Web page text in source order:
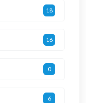
18
16
0
6